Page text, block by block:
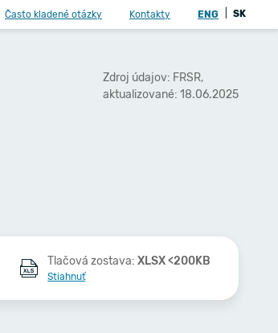
Často kladené otázky Kontakty ENG SK
Zdroj údajov: FRSR,
aktualizované: 18.06.2025
Tlačová zostava:XLSX <200KB
Stiahnuť